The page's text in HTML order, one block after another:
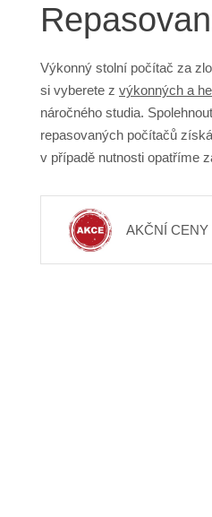
Výkonný stolní počítač za
si vyberete z výkonných a
náročného studia.
repasovaných počítačů
v případě nutnosti opatříme
AKČNÍ CENY